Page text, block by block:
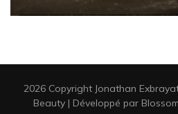
2026 Copyright Jonathan
Beauty | Développé par